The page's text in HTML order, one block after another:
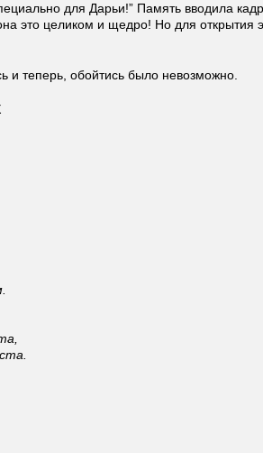
для Дарьи!” Память вводила
это целиком и щедро! Но для открытия
и теперь, обойтись было невозможно.